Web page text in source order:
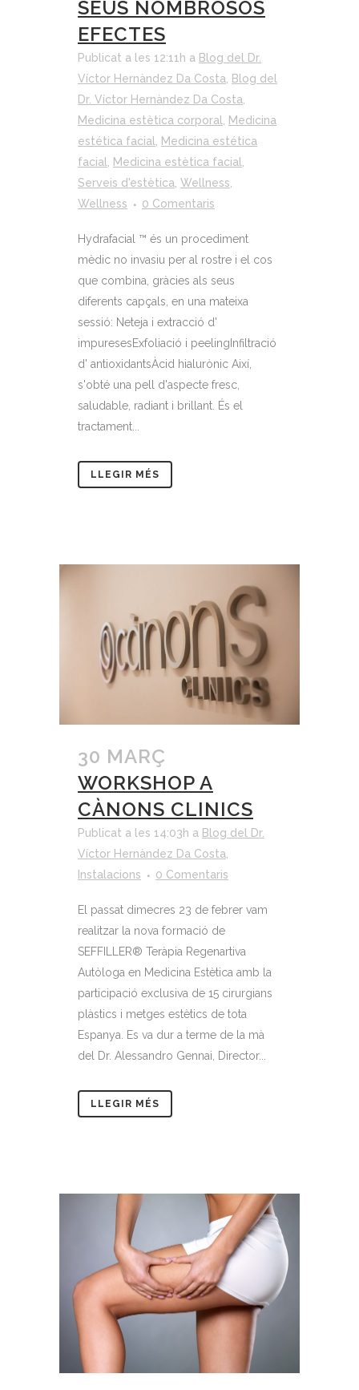
SEUS NOMBROSOS
EFECTES
Publicat a les 12:11h a Blog del Dr.
Víctor Hernàndez Da Costa
Blog del
Dr. Víctor Hernàndez Da Costa
Medicina estètica corporal
Medicina
estética facial
Medicina estética
facial
Medicina estètica facial
Serveis d'estètica Wellness
Wellness
0 Comentaris
Hydrafacial ™ és un procediment
mèdic no invasiu per al rostre i el cos
que combina, gràcies als seus
diferents capçals, en una mateixa
sessió: Neteja i extracció d'
impuresesExfoliació i peelingInfiltració
d' antioxidantsÀcid hialurònic Així,
s'obté una pell d'aspecte fresc,
saludable, radiant i brillant. És el
tractament...
LLEGIR MÉS
30 MARÇ
WORKSHOP A
CÀNONS CLINICS
Publicat a les 14:03h a Blog del Dr.
Víctor Hernàndez Da Costa
Instalacions
0 Comentaris
El passat dimecres 23 de febrer vam
realitzar la nova formació de
SEFFILLER®️ Teràpia Regenartiva
Autòloga en Medicina Estètica amb la
participació exclusiva de 15 cirurgians
plàstics i metges estètics de tota
Espanya. Es va dur a terme de la mà
del Dr. Alessandro Gennai, Director...
LLEGIR MÉS